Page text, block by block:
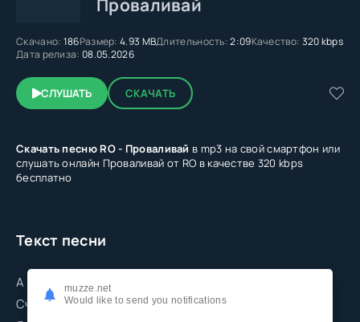
Проваливай
Скачано: 186Размер: 4.93 MBДлительность:2:09Качество: 320 kbps
Дата релиза: 08.05.2026
СЛУШАТЬ СКАЧАТЬ
Скачать песню RO - Проваливай в mp3 на свой смартфон или
слушать онлайн Проваливай от RO в качестве 320 kbps
бесплатно
Текст песни
А мне чё за кайф
Счёт делить пополам
muzze.net
Would like to send you notifications